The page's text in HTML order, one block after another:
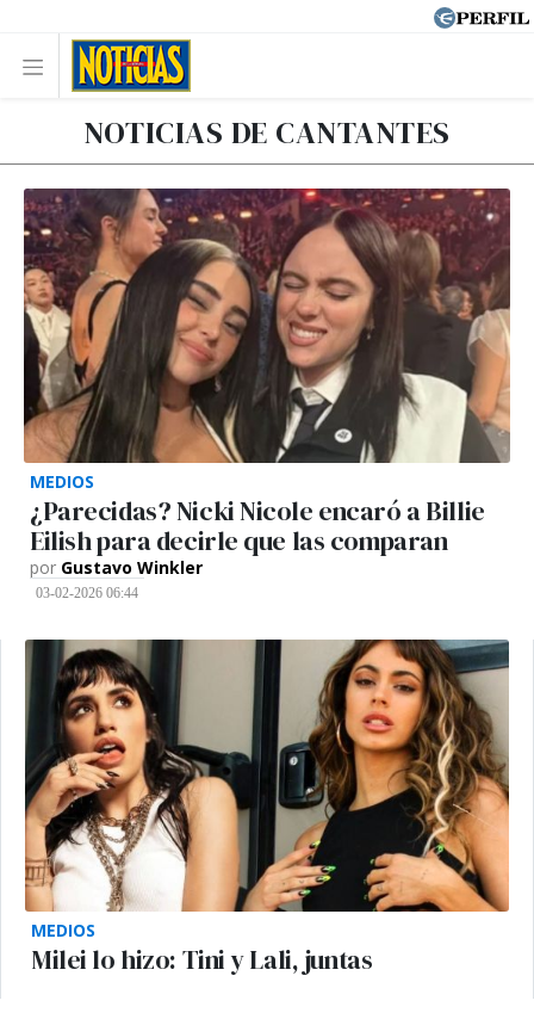
NOTICIAS DE CANTANTES
MEDIOS
¿Parecidas? Nicki Nicole encaró a Billie
Eilish para decirle que las comparan
por Gustavo Winkler
03-02-2026 06:44
MEDIOS
Milei lo hizo: Tini y Lali, juntas